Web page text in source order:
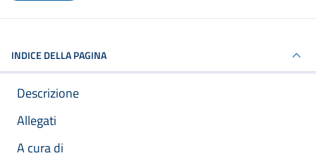
INDICE DELLA PAGINA
Descrizione
Allegati
A cura di